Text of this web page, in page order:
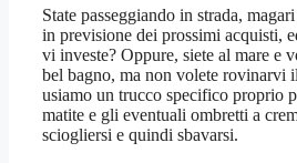
State passeggiando in strada,
in previsione dei prossimi acquisti,
vi investe? Oppure, siete al mare e
bel bagno, ma non volete rovinarvi
usiamo un trucco specifico proprio
matite e gli eventuali ombretti a
sciogliersi e quindi sbavarsi.